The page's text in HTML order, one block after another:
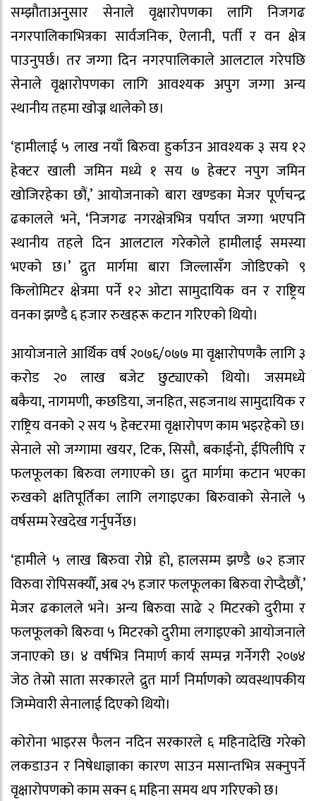
सम्झौताअनुसार सेनाले वृक्षारोपणका लागि निजगढ
नगरपालिकाभित्रका सार्वजनिक, ऐलानी, पर्ती र वन क्षेत्र
पाउनुपर्छ। तर जग्गा दिन नगरपालिकाले आलटाल गरेपछि
सेनाले वृक्षारोपणका लागि आवश्यक अपुग जग्गा अन्य
स्थानीय तहमा खोज्न थालेको छ।
‘हामीलाई ५ लाख नयाँ बिरुवा हुर्काउन आवश्यक ३ सय १२
हेक्टर खाली जमिन मध्ये १ सय ७ हेक्टर नपुग जमिन
खोजिरहेका छौं,’ आयोजनाको बारा खण्डका मेजर पूर्णचन्द्र
ढकालले भने, ‘निजगढ नगरक्षेत्रभित्र पर्याप्त जग्गा भएपनि
स्थानीय तहले दिन आलटाल गरेकोले हामीलाई समस्या
भएको छ।’ द्रुत मार्गमा बारा जिल्लासँग जोडिएको ९
किलोमिटर क्षेत्रमा पर्ने १२ ओटा सामुदायिक वन र राष्ट्रिय
वनका झण्डै ६ हजार रुखहरू कटान गरिएको थियो।
आयोजनाले आर्थिक वर्ष २०७६/०७७ मा वृक्षारोपणकै लागि ३
करोड २० लाख बजेट छुट्याएको थियो। जसमध्ये
बकैया, नागमणी, कछडिया, जनहित, सहजनाथ सामुदायिक र
राष्ट्रिय वनको २ सय ५ हेक्टरमा वृक्षारोपण काम भइरहेको छ।
सेनाले सो जग्गामा खयर, टिक, सिसौ, बकाईनो, ईपिलीपि र
फलफूलका बिरुवा लगाएको छ। द्रुत मार्गमा कटान भएका
रुखको क्षतिपूर्तिका लागि लगाइएका बिरुवाको सेनाले ५
वर्षसम्म रेखदेख गर्नुपर्नेछ।
‘हामीले ५ लाख बिरुवा रोप्ने हो, हालसम्म झण्डै ७२ हजार
विरुवा रोपिसक्यौँ, अब २५ हजार फलफूलका बिरुवा रोप्दैछौं,’
मेजर ढकालले भने। अन्य बिरुवा साढे २ मिटरको दुरीमा र
फलफूलको बिरुवा ५ मिटरको दुरीमा लगाइएको आयोजनाले
जनाएको छ। ४ वर्षभित्र निमार्ण कार्य सम्पन्न गर्नेगरी २०७४
जेठ तेस्रो साता सरकारले द्रुत मार्ग निर्माणको व्यवस्थापकीय
जिम्मेवारी सेनालाई दिएको थियो।
कोरोना भाइरस फैलन नदिन सरकारले ६ महिनादेखि गरेको
लकडाउन र निषेधाज्ञाका कारण साउन मसान्तभित्र सक्नुपर्ने
वृक्षारोपणको काम सक्न ६ महिना समय थप गरिएको छ।